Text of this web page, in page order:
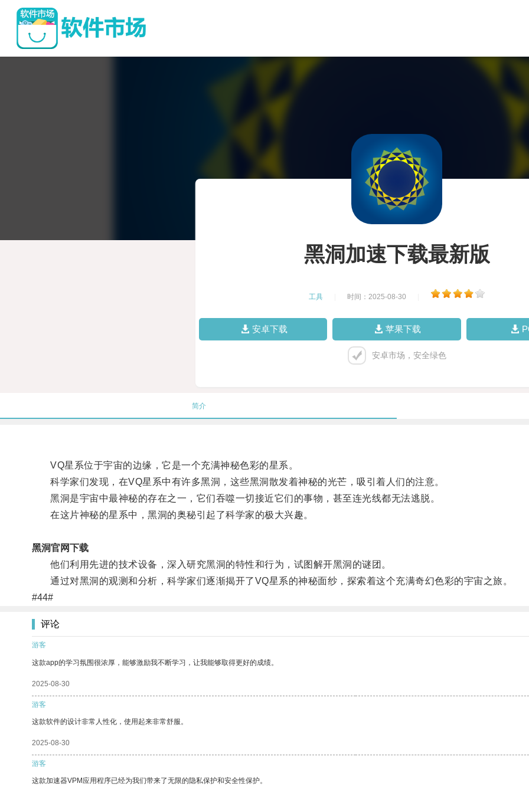
黑洞加速下载最新版
工具 时间：2025-08-30
安卓下载 苹果下载
安卓市场，安全绿色
简介
VQ星系位于宇宙的边缘，它是一个充满神秘色彩的星系。
科学家们发现，在VQ星系中有许多黑洞，这些黑洞散发着神秘的光芒，吸引着人们的注意。
黑洞是宇宙中最神秘的存在之一，它们吞噬一切接近它们的事物，甚至连光线都无法逃脱。
在这片神秘的星系中，黑洞的奥秘引起了科学家的极大兴趣。
黑洞官网下载
他们利用先进的技术设备，深入研究黑洞的特性和行为，试图解开黑洞的谜团。
通过对黑洞的观测和分析，科学家们逐渐揭开了VQ星系的神秘面纱，探索着这个充满奇幻色彩的宇宙之旅。
#44#
评论
游客
这款app的学习氛围很浓厚，能够激励我不断学习，让我能够取得更好的成绩。
2025-08-30
游客
这款软件的设计非常人性化，使用起来非常舒服。
2025-08-30
游客
这款加速器VPM应用程序已经为我们带来了无限的隐私保护和安全性保护。